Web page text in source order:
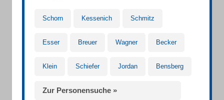
Schorn Kessenich Schmitz
Esser Breuer Wagner Becker
Klein Schiefer Jordan Bensberg
Zur Personensuche »